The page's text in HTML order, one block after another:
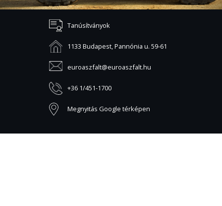
Tanúsítványok
1133 Budapest, Pannónia u. 59-61
euroaszfalt@euroaszfalt.hu
+36 1/451-1700
Megnyitás Google térképen